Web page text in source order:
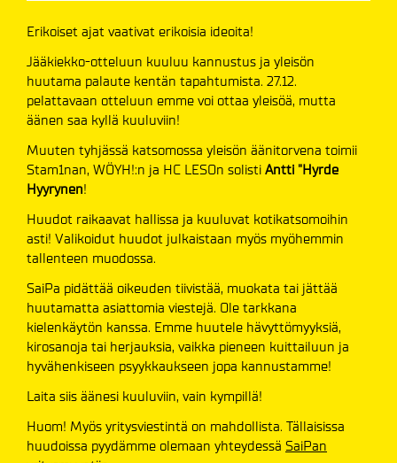
Erikoiset ajat vaativat erikoisia ideoita!
Jääkiekko-otteluun kuuluu kannustus ja yleisön
huutama palaute kentän tapahtumista. 27.12.
pelattavaan otteluun emme voi ottaa yleisöä, mutta
äänen saa kyllä kuuluviin!
Muuten tyhjässä katsomossa yleisön äänitorvena toimii
Stam1nan, WÖYH!:n ja HC LESOn solisti Antti "Hyrde
Hyyrynen!
Huudot raikaavat hallissa ja kuuluvat kotikatsomoihin
asti! Valikoidut huudot julkaistaan myös myöhemmin
tallenteen muodossa.
SaiPa pidättää oikeuden tiivistää, muokata tai jättää
huutamatta asiattomia viestejä. Ole tarkkana
kielenkäytön kanssa. Emme huutele hävyttömyyksiä,
kirosanoja tai herjauksia, vaikka pieneen kuittailuun ja
hyvähenkiseen psyykkaukseen jopa kannustamme!
Laita siis äänesi kuuluviin, vain kympillä!
Huom! Myös yritysviestintä on mahdollista. Tällaisissa
huudoissa pyydämme olemaan yhteydessä SaiPan